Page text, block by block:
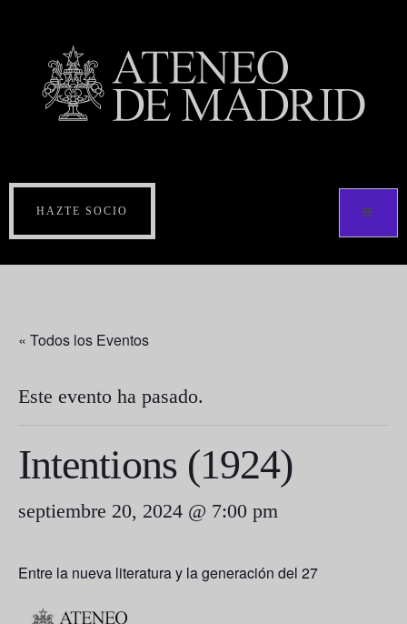
HAZTE SOCIO
« Todos los Eventos
Este evento ha pasado.
Intentions (1924)
septiembre 20, 2024 @ 7:00 pm
Entre la nueva literatura y la generación del 27